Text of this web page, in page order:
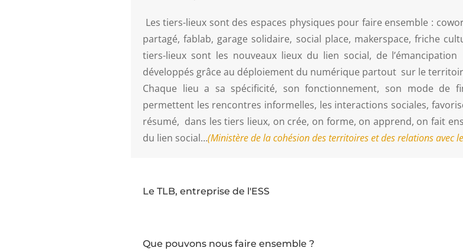
Les tiers-lieux sont des espaces physiques pour faire ensemble :
partagé, fablab, garage solidaire, social place, makerspace, friche
tiers-lieux sont les nouveaux lieux du lien social, de
développés grâce au déploiement du numérique partout sur le
Chaque lieu a sa spécificité, son fonctionnement, son mode de
permettent les rencontres informelles, les interactions sociales,
résumé, dans les tiers lieux, on crée, on forme, on apprend, on fait
du lien social…(Ministère de la cohésion des territoires et des relations avec
Le TLB, entreprise de l'ESS
Que pouvons nous faire ensemble ?